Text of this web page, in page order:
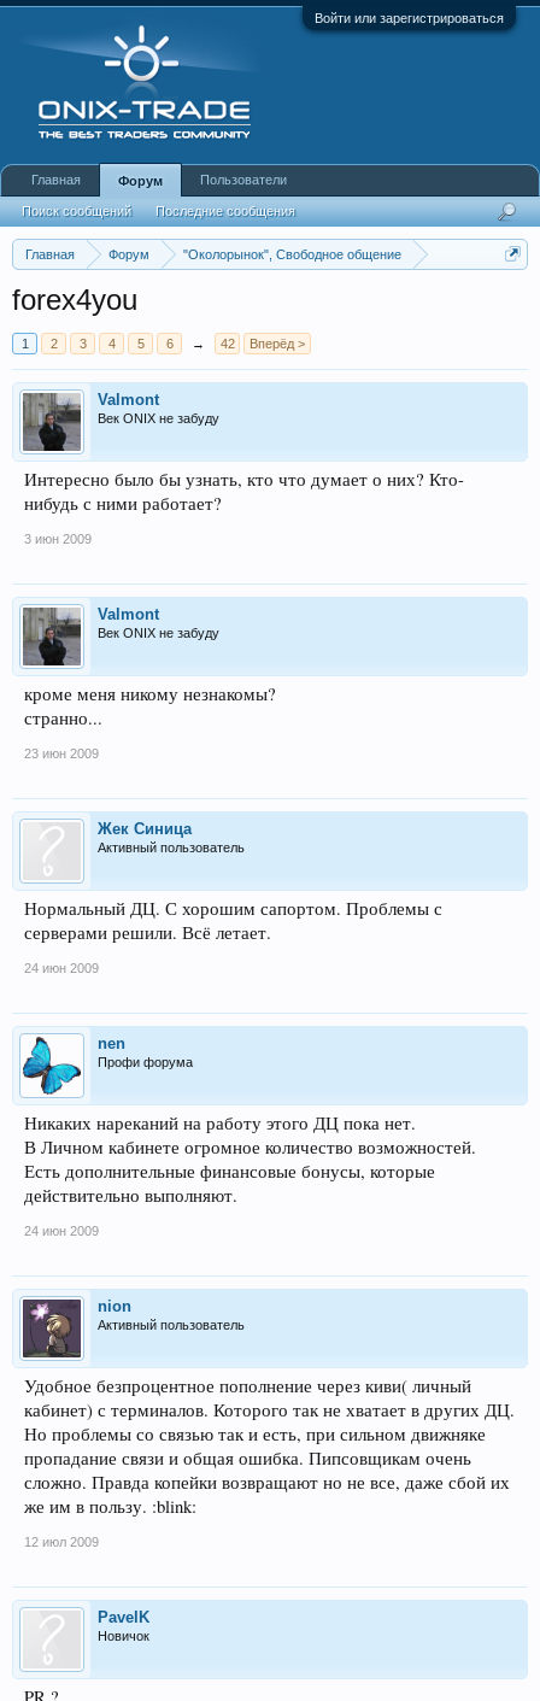
Войти или зарегистрироваться
Главная Форум
"Околорынок", Свободное общение
forex4you
1 2 3 4 5 6 → 42 Вперёд >
Valmont
Век ONIX не забуду
Интересно было бы узнать, кто что думает о них? Кто-
нибудь с ними работает?
3 июн 2009
Valmont
Век ONIX не забуду
кроме меня никому незнакомы?
странно...
23 июн 2009
Жек Синица
Активный пользователь
Нормальный ДЦ. С хорошим сапортом. Проблемы с
серверами решили. Всё летает.
24 июн 2009
nen
Профи форума
Никаких нареканий на работу этого ДЦ пока нет.
В Личном кабинете огромное количество возможностей.
Есть дополнительные финансовые бонусы, которые
действительно выполняют.
24 июн 2009
nion
Активный пользователь
Удобное безпроцентное пополнение через киви( личный
кабинет) с терминалов. Которого так не хватает в других ДЦ.
Но проблемы со связью так и есть, при сильном движняке
пропадание связи и общая ошибка. Пипсовщикам очень
сложно. Правда копейки возвращают но не все, даже сбой их
же им в пользу. :blink:
12 июл 2009
PavelK
Новичок
Главная Форум
Поиск сообщений Последние сообщения
Пользователи